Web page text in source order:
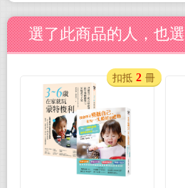
選了此商品的人，也選
扣抵 2 冊